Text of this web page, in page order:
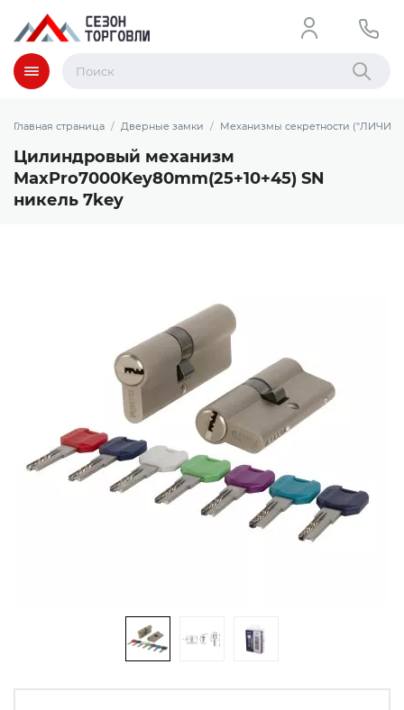
Меню Найти
Главная страница Дверные замки Механизмы секретности
Цилиндровый механизм
MaxPro7000Key80mm(25+10+45) SN
никель 7key